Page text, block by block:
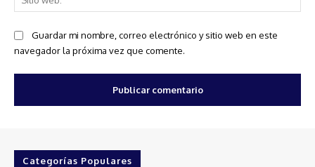
Guardar mi nombre, correo electrónico y sitio web en este
navegador la próxima vez que comente.
Categorías Populares